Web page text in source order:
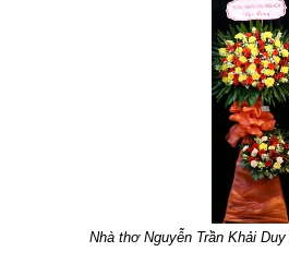
Nhà thơ Nguyễn Trần Khải